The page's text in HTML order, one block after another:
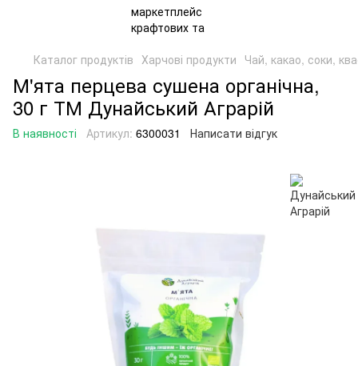
Каталог продуктів Харчові продукти Чай, какао, соки,
М'ята перцева сушена органічна,
30 г ТМ Дунайський Аграрій
В наявності Артикул: 6300031 Написати відгук